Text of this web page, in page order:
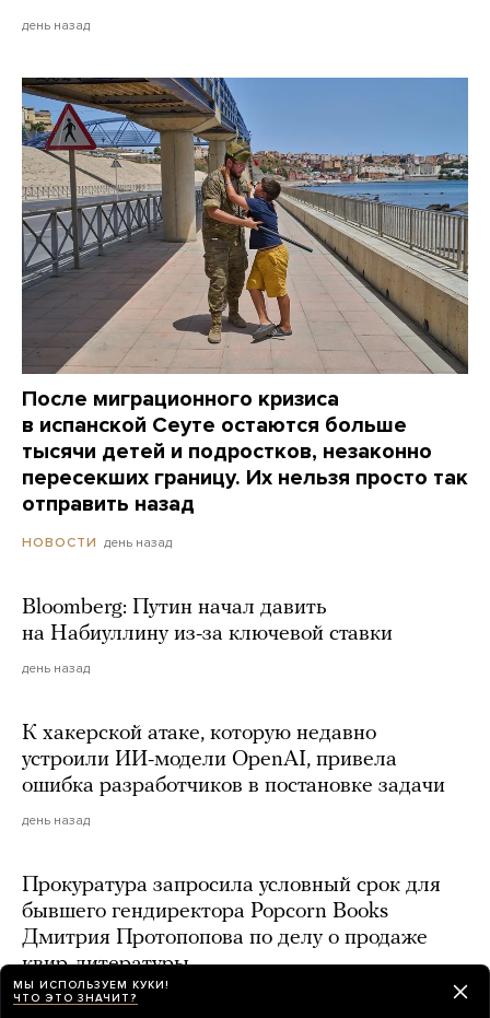
день назад
После миграционного кризиса
в испанской Сеуте остаются больше
тысячи детей и подростков, незаконно
пересекших границу. Их нельзя просто так
отправить назад
НОВОСТИ день назад
Bloomberg: Путин начал давить
на Набиуллину из-за ключевой ставки
день назад
К хакерской атаке, которую недавно
устроили ИИ-модели OpenAI, привела
ошибка разработчиков в постановке задачи
день назад
Прокуратура запросила условный срок для
бывшего гендиректора Popcorn Books
Дмитрия Протопопова по делу о продаже
квир-литературы
день назад
МЫ ИСПОЛЬЗУЕМ КУКИ!
ЧТО ЭТО ЗНАЧИТ?